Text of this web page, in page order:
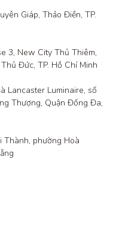
Giáp, Thảo Điền, TP.
3, New City Thủ Thiêm,
Đức, TP. Hồ Chí Minh
Lancaster Luminaire, số
Thượng, Quận Đống Đa,
Thành, phường Hoà